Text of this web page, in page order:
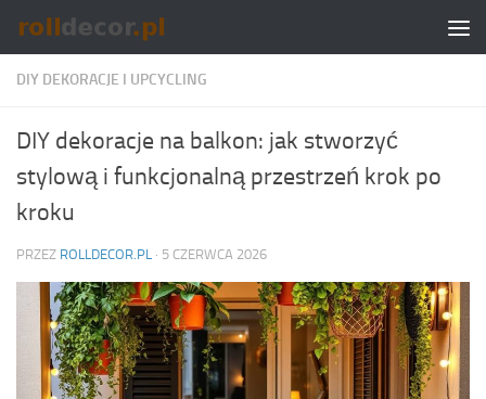
Skip to content
DIY DEKORACJE I UPCYCLING
DIY dekoracje na balkon: jak stworzyć
stylową i funkcjonalną przestrzeń krok po
kroku
PRZEZ ROLLDECOR.PL · 5 CZERWCA 2026